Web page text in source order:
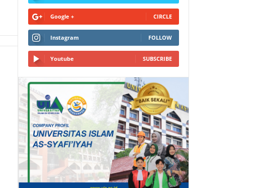
Google + CIRCLE
Instagram FOLLOW
Youtube SUBSCRIBE